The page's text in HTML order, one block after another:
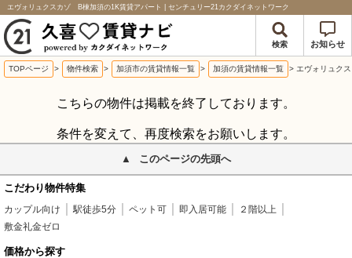
エヴォリュクスカゾ B棟加須の1K賃貸アパート | センチュリー21カクダイネットワーク
検索 お知らせ
TOPページ > 物件検索 > 加須市の賃貸情報一覧 > 加須の賃貸情報一覧 > エヴォリュク
こちらの物件は掲載を終了しております。
条件を変えて、再度検索をお願いします。
このページの先頭へ
こだわり物件特集
カップル向け 駅徒歩5分 ペット可 即入居可能
２階以上
敷金礼金ゼロ
価格から探す